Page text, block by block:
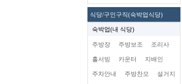
식당/구인구직(숙박업식당)
숙박업(내 식당)
주방장 주방보조 조리사
홀서빙 카운터 지배인
주차안내 주방찬모 설거지